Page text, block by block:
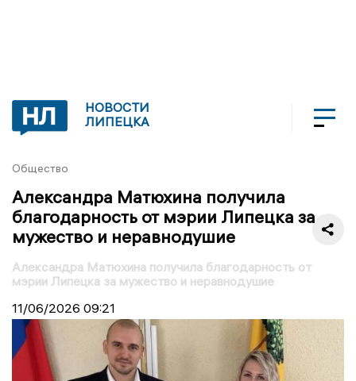
НОВОСТИ
ЛИПЕЦКА
Общество
Александра Матюхина получила
благодарность от мэрии Липецка за
мужество и неравнодушие
Александра Матюхина получила благодарность от
мэрии Липецка за мужество и неравнодушие
11/06/2026 09:21